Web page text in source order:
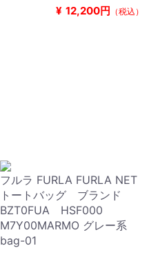
¥ 12,200円 （税込）
フルラ FURLA FURLA NET
トートバッグ ブランド
BZT0FUA HSF000
M7Y00MARMO グレー系
bag-01